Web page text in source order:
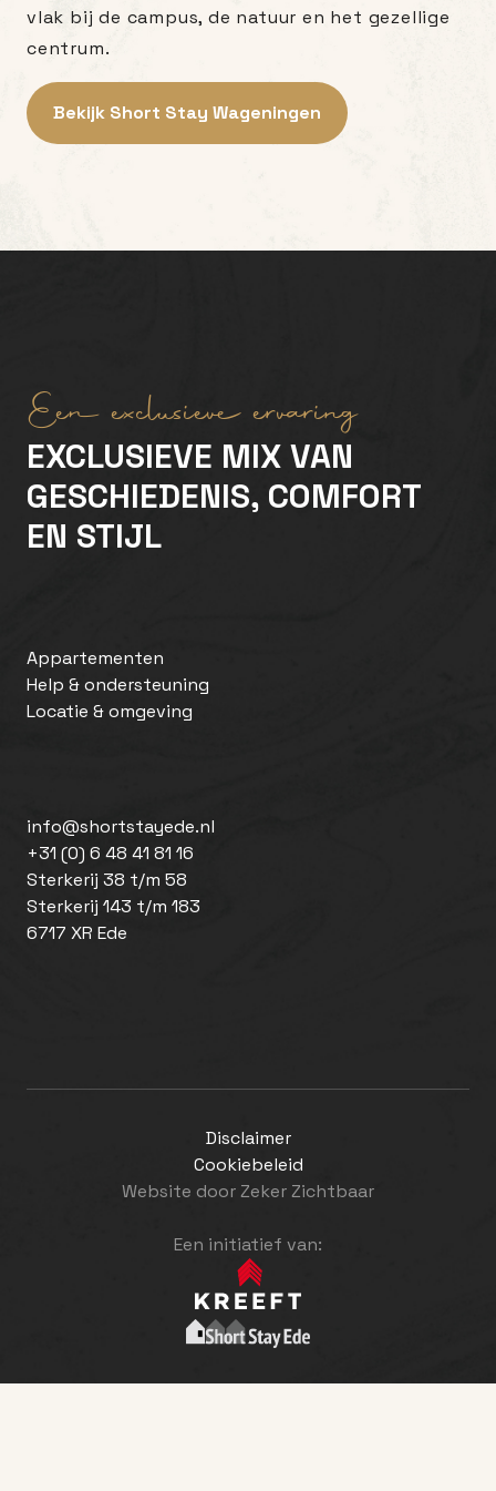
vlak bij de campus, de natuur en het gezellige
centrum.
Bekijk Short Stay Wageningen
Een exclusieve ervaring
EXCLUSIEVE MIX VAN
GESCHIEDENIS, COMFORT
EN STIJL
Appartementen
Help & ondersteuning
Locatie & omgeving
info@shortstayede.nl
+31 (0) 6 48 41 81 16
Sterkerij 38 t/m 58
Sterkerij 143 t/m 183
6717 XR Ede
Disclaimer
Cookiebeleid
Website doorZeker Zichtbaar
Een initiatief van: